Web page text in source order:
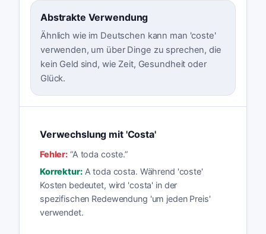
Abstrakte Verwendung
Ähnlich wie im Deutschen kann man 'coste'
verwenden, um über Dinge zu sprechen, die
kein Geld sind, wie Zeit, Gesundheit oder
Glück.
Verwechslung mit 'Costa'
Fehler: “A toda coste.”
Korrektur: A toda costa. Während 'coste'
Kosten bedeutet, wird 'costa' in der
spezifischen Redewendung 'um jeden Preis'
verwendet.